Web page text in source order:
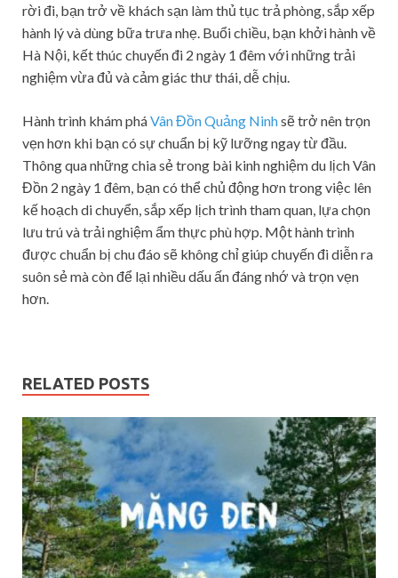
rời đi, bạn trở về khách sạn làm thủ tục trả phòng, sắp xếp
hành lý và dùng bữa trưa nhẹ. Buổi chiều, bạn khởi hành về
Hà Nội, kết thúc chuyến đi 2 ngày 1 đêm với những trải
nghiệm vừa đủ và cảm giác thư thái, dễ chịu.
Hành trình khám pháVân Đồn Quảng Ninhsẽ trở nên trọn
vẹn hơn khi bạn có sự chuẩn bị kỹ lưỡng ngay từ đầu.
Thông qua những chia sẻ trong bài kinh nghiệm du lịch Vân
Đồn 2 ngày 1 đêm, bạn có thể chủ động hơn trong việc lên
kế hoạch di chuyển, sắp xếp lịch trình tham quan, lựa chọn
lưu trú và trải nghiệm ẩm thực phù hợp. Một hành trình
được chuẩn bị chu đáo sẽ không chỉ giúp chuyến đi diễn ra
suôn sẻ mà còn để lại nhiều dấu ấn đáng nhớ và trọn vẹn
hơn.
RELATED POSTS